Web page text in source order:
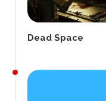
Dead Space